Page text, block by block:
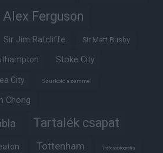
Alex Ferguson
Sir Jim Ratcliffe Sir Matt Busby
Stoke City
City Szurkoló szemmel
Chong
Tartalék csapat
Tottenham Trófeabibliográfia